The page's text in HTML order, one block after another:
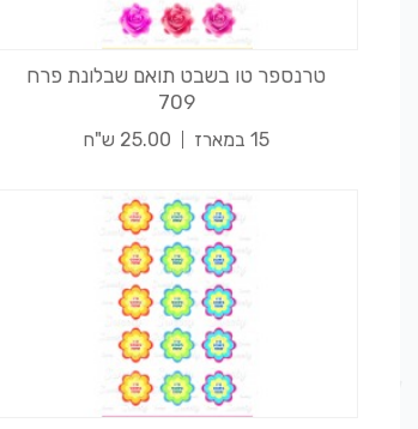
טרנספר טו בשבט תואם שבלונת פרח
709
15 במארז 25.00 ש"ח